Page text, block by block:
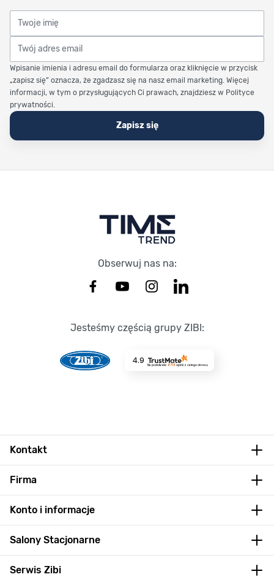
Twoje imię
Twój adres email
Wpisanie imienia i adresu email do formularza oraz kliknięcie w przycisk
„zapisz się” oznacza, że zgadzasz się na nasz email marketing. Więcej
informacji, w tym o przysługujących Ci prawach, znajdziesz w Polityce
prywatności.
Zapisz się
Obserwuj nas na:
Jesteśmy częścią grupy ZIBI:
4.9
Na podstawie 8716opinii z całego okresu
Kontakt
Firma
Konto i informacje
Salony Stacjonarne
Serwis Zibi